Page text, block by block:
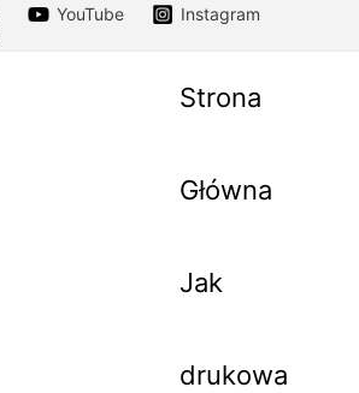
YouTube
Instagram
Strona
Główna
Jak
drukowa